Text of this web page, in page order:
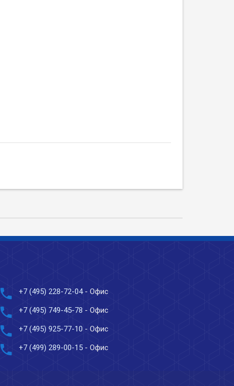
phone +7 (495) 228-72-04- Офис
phone +7 (495) 749-45-78 - Офис
phone +7 (495) 925-77-10 - Офис
phone +7 (499) 289-00-15 - Офис